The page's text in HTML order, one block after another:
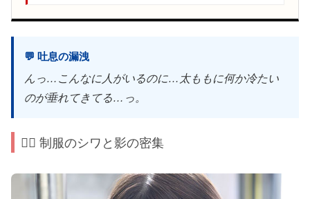
💬 吐息の漏洩
んっ…こんなに人がいるのに…太ももに何か冷たい
のが垂れてきてる…っ。
🙆‍♀️ 制服のシワと影の密集